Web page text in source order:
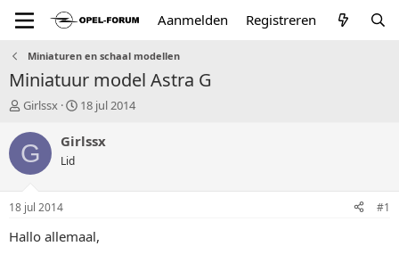
Aanmelden Registreren
Miniaturen en schaal modellen
Miniatuur model Astra G
T
p
i
t
a
r
Girlssx
S
a
u
18 jul 2014
G Girlssx
Lid
18 jul 2014 #1
Hallo allemaal,